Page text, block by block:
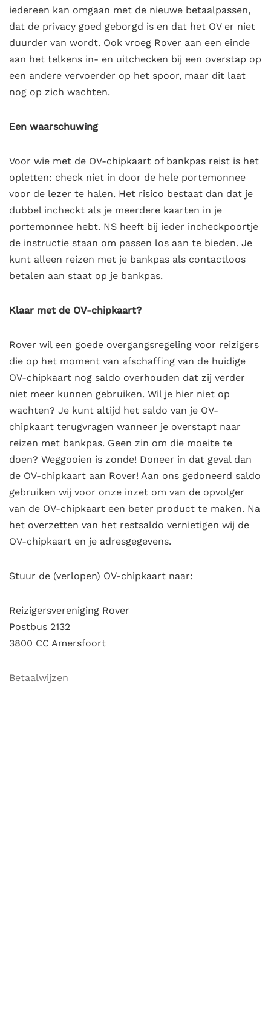
iedereen kan omgaan met de nieuwe betaalpassen,
dat de privacy goed geborgd is en dat het OV er niet
duurder van wordt. Ook vroeg Rover aan een einde
aan het telkens in- en uitchecken bij een overstap op
een andere vervoerder op het spoor, maar dit laat
nog op zich wachten.
Een waarschuwing
Voor wie met de OV-chipkaart of bankpas reist is het
opletten: check niet in door de hele portemonnee
voor de lezer te halen. Het risico bestaat dan dat je
dubbel incheckt als je meerdere kaarten in je
portemonnee hebt. NS heeft bij ieder incheckpoortje
de instructie staan om passen los aan te bieden. Je
kunt alleen reizen met je bankpas als contactloos
betalen aan staat op je bankpas.
Klaar met de OV-chipkaart?
Rover wil een goede overgangsregeling voor reizigers
die op het moment van afschaffing van de huidige
OV-chipkaart nog saldo overhouden dat zij verder
niet meer kunnen gebruiken. Wil je hier niet op
wachten? Je kunt altijd het saldo van je OV-
chipkaart terugvragen wanneer je overstapt naar
reizen met bankpas. Geen zin om die moeite te
doen? Weggooien is zonde! Doneer in dat geval dan
de OV-chipkaart aan Rover! Aan ons gedoneerd saldo
gebruiken wij voor onze inzet om van de opvolger
van de OV-chipkaart een beter product te maken. Na
het overzetten van het restsaldo vernietigen wij de
OV-chipkaart en je adresgegevens.
Stuur de (verlopen) OV-chipkaart naar:
Reizigersvereniging Rover
Postbus 2132
3800 CC Amersfoort
Betaalwijzen